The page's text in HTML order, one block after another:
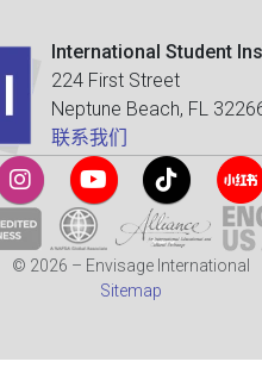
International Student
224 First Street
Neptune Beach, FL
联系我们
© 2026 – Envisage International
Sitemap